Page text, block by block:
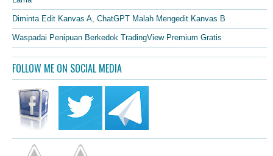
Diminta Edit Kanvas A, ChatGPT Malah Mengedit Kanvas B
Waspadai Penipuan Berkedok TradingView Premium Gratis
FOLLOW ME ON SOCIAL MEDIA